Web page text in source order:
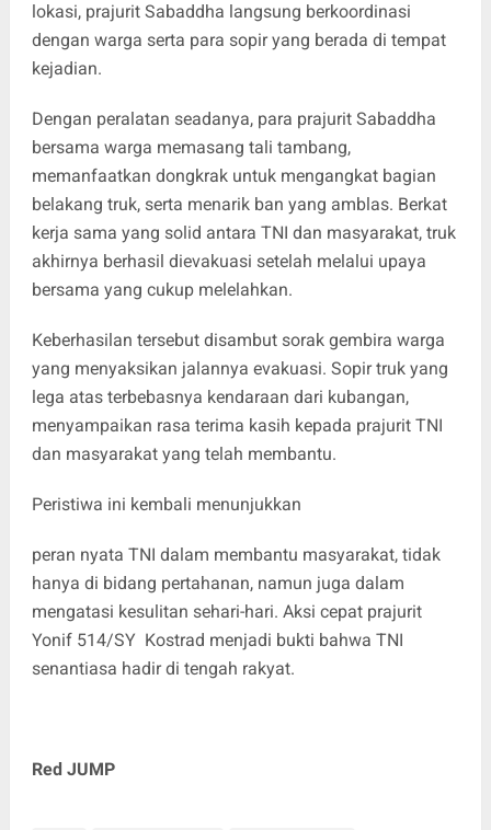
lokasi, prajurit Sabaddha langsung berkoordinasi
dengan warga serta para sopir yang berada di tempat
kejadian.
Dengan peralatan seadanya, para prajurit Sabaddha
bersama warga memasang tali tambang,
memanfaatkan dongkrak untuk mengangkat bagian
belakang truk, serta menarik ban yang amblas. Berkat
kerja sama yang solid antara TNI dan masyarakat, truk
akhirnya berhasil dievakuasi setelah melalui upaya
bersama yang cukup melelahkan.
Keberhasilan tersebut disambut sorak gembira warga
yang menyaksikan jalannya evakuasi. Sopir truk yang
lega atas terbebasnya kendaraan dari kubangan,
menyampaikan rasa terima kasih kepada prajurit TNI
dan masyarakat yang telah membantu.
Peristiwa ini kembali menunjukkan
peran nyata TNI dalam membantu masyarakat, tidak
hanya di bidang pertahanan, namun juga dalam
mengatasi kesulitan sehari-hari. Aksi cepat prajurit
Yonif 514/SY Kostrad menjadi bukti bahwa TNI
senantiasa hadir di tengah rakyat.
Red JUMP